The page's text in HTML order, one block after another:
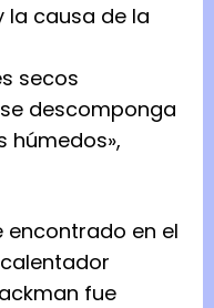
la causa de la
secos
descomponga
húmedos»,
encontrado en el
fue